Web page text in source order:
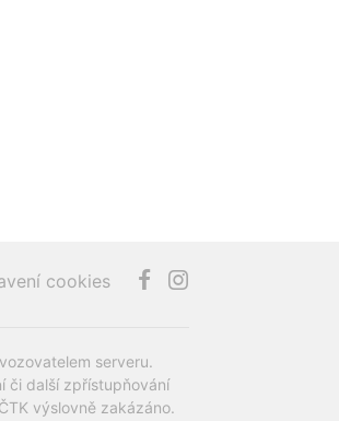
cookies
serveru.
či další zpřístupňování
výslovně zakázáno.